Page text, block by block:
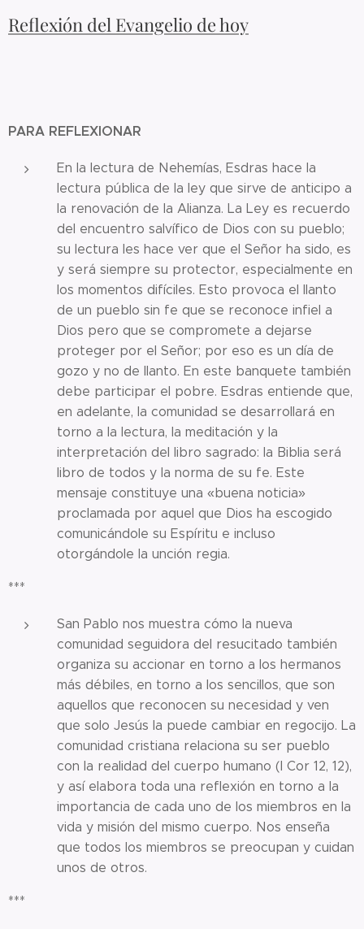
Reflexión del Evangelio de hoy
PARA REFLEXIONAR
En la lectura de Nehemías, Esdras hace la
lectura pública de la ley que sirve de anticipo a
la renovación de la Alianza. La Ley es recuerdo
del encuentro salvífico de Dios con su pueblo;
su lectura les hace ver que el Señor ha sido, es
y será siempre su protector, especialmente en
los momentos difíciles. Esto provoca el llanto
de un pueblo sin fe que se reconoce infiel a
Dios pero que se compromete a dejarse
proteger por el Señor; por eso es un día de
gozo y no de llanto. En este banquete también
debe participar el pobre. Esdras entiende que,
en adelante, la comunidad se desarrollará en
torno a la lectura, la meditación y la
interpretación del libro sagrado: la Biblia será
libro de todos y la norma de su fe. Este
mensaje constituye una «buena noticia»
proclamada por aquel que Dios ha escogido
comunicándole su Espíritu e incluso
otorgándole la unción regia.
***
San Pablo nos muestra cómo la nueva
comunidad seguidora del resucitado también
organiza su accionar en torno a los hermanos
más débiles, en torno a los sencillos, que son
aquellos que reconocen su necesidad y ven
que solo Jesús la puede cambiar en regocijo. La
comunidad cristiana relaciona su ser pueblo
con la realidad del cuerpo humano (I Cor 12, 12),
y así elabora toda una reflexión en torno a la
importancia de cada uno de los miembros en la
vida y misión del mismo cuerpo. Nos enseña
que todos los miembros se preocupan y cuidan
unos de otros.
***